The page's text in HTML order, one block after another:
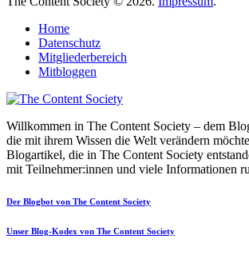
Home
Datenschutz
Mitgliederbereich
Mitbloggen
Willkommen in The Content Society – dem
die mit ihrem Wissen die Welt verändern
Blogartikel, die in The Content Society
mit Teilnehmer:innen und viele Informationen
Der Blogbot von The Content Society
Unser Blog-Kodex von The Content Society